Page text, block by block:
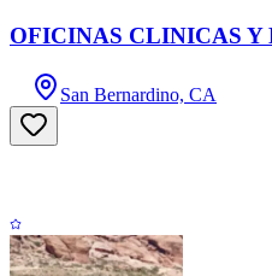
OFICINAS CLINICAS Y
San Bernardino, CA